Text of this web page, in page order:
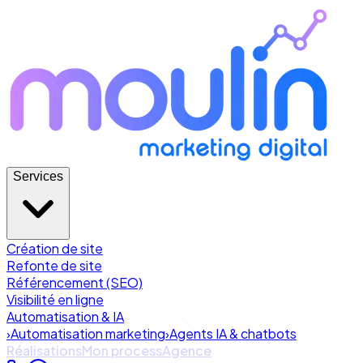
Services
Création de site
Refonte de site
Référencement (SEO)
Visibilité en ligne
Automatisation & IA
›Automatisation marketing›Agents IA & chatbots
RéalisationsMon processAgence